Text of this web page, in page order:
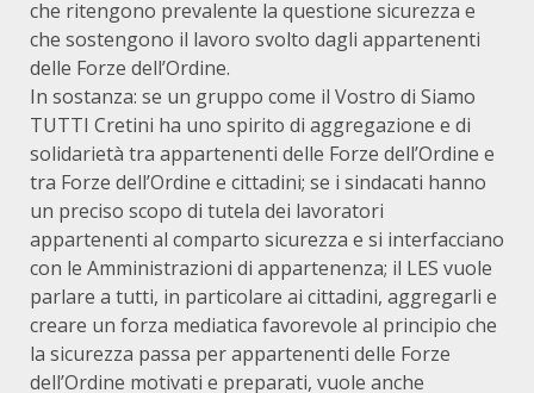
che ritengono prevalente la questione sicurezza e
che sostengono il lavoro svolto dagli appartenenti
delle Forze dell’Ordine.
In sostanza: se un gruppo come il Vostro di Siamo
TUTTI Cretini ha uno spirito di aggregazione e di
solidarietà tra appartenenti delle Forze dell’Ordine e
tra Forze dell’Ordine e cittadini; se i sindacati hanno
un preciso scopo di tutela dei lavoratori
appartenenti al comparto sicurezza e si interfacciano
con le Amministrazioni di appartenenza; il LES vuole
parlare a tutti, in particolare ai cittadini, aggregarli e
creare un forza mediatica favorevole al principio che
la sicurezza passa per appartenenti delle Forze
dell’Ordine motivati e preparati, vuole anche